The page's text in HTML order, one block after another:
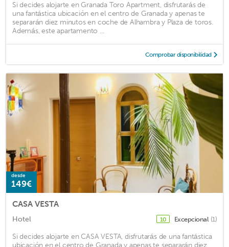
Si decides alojarte en Granada Toro Apartment, disfrutarás de
una fantástica ubicación en el centro de Granada y apenas te
separarán diez minutos en coche de Alhambra y Plaza de toros.
Además, este apartamento ...
Comprobar disponibilidad
desde
149€
CASA VESTA
Hotel 10 Excepcional (1)
Si decides alojarte en CASA VESTA, disfrutarás de una fantástica
ubicación en el centro de Granada y apenas te separarán diez